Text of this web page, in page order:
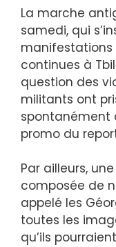
La marche
samedi, qui
continues à
question des
militants ont
spontanément
promo du
Par ailleurs,
composée de
appelé les
toutes les
qu’ils